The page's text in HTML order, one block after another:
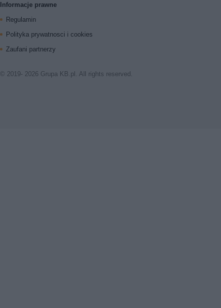
Informacje prawne
Regulamin
Polityka prywatnosci i cookies
Zaufani partnerzy
© 2019- 2026 Grupa KB.pl. All rights reserved.